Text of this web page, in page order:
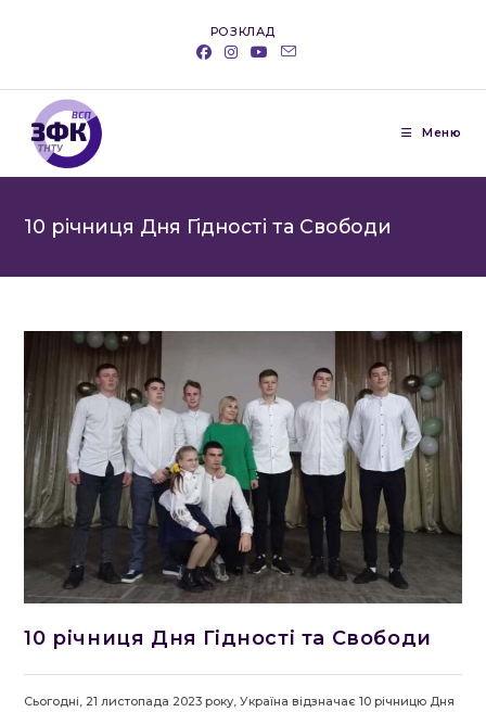
РОЗКЛАД
Меню
10 річниця Дня Гідності та Свободи
10 річниця Дня Гідності та Свободи
Сьогодні, 21 листопада 2023 року, Україна відзначає 10 річницю Дня